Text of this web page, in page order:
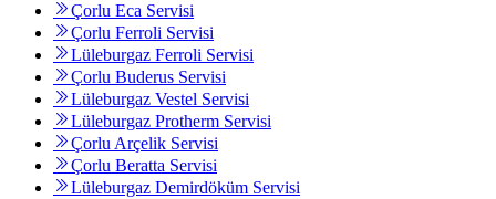
Çorlu Eca Servisi
Çorlu Ferroli Servisi
Lüleburgaz Ferroli Servisi
Çorlu Buderus Servisi
Lüleburgaz Vestel Servisi
Lüleburgaz Protherm Servisi
Çorlu Arçelik Servisi
Çorlu Beratta Servisi
Lüleburgaz Demirdöküm Servisi